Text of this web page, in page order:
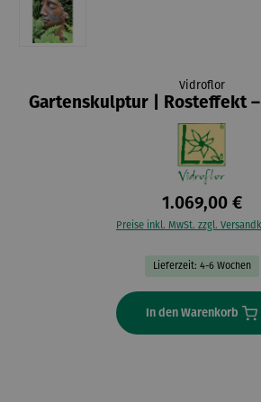
Vidroflor
Gartenskulptur | Rosteffekt
1.069,00 €
Preise inkl. MwSt. zzgl.
Lieferzeit: 4-6 Wochen
In den Warenkorb